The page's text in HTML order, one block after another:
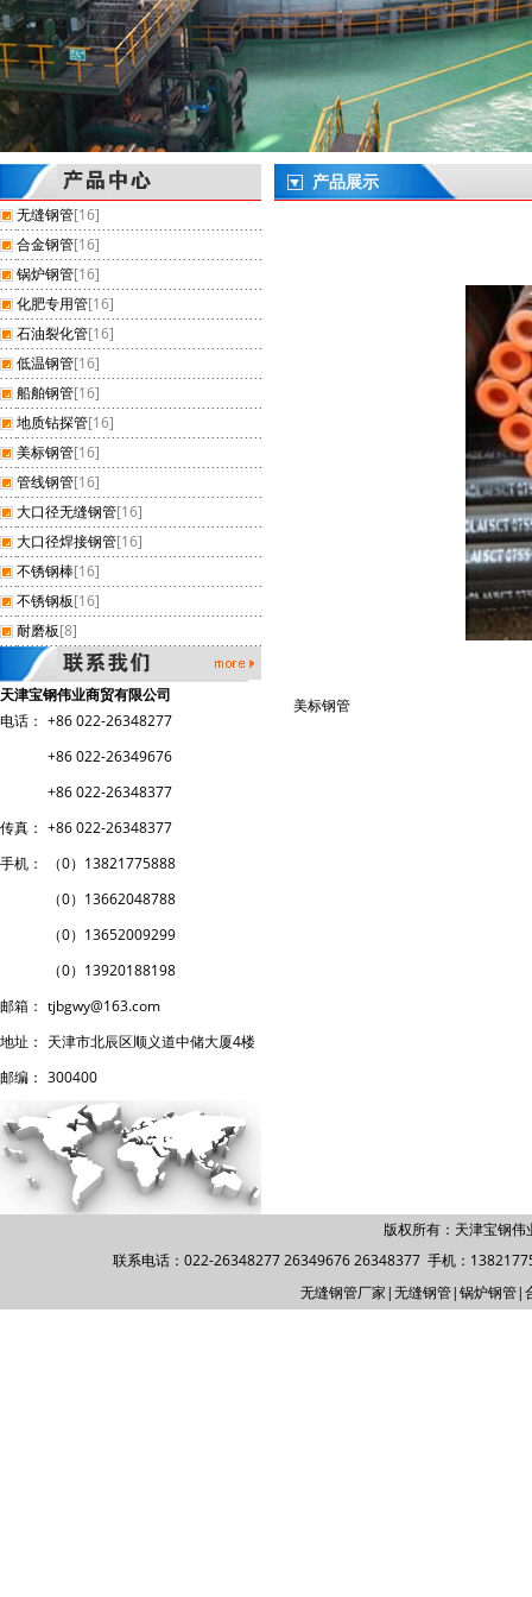
无缝钢管[16]
合金钢管[16]
锅炉钢管[16]
化肥专用管[16]
石油裂化管[16]
低温钢管[16]
船舶钢管[16]
地质钻探管[16]
美标钢管[16]
管线钢管[16]
大口径无缝钢管[16]
大口径焊接钢管[16]
不锈钢棒[16]
不锈钢板[16]
耐磨板[8]
天津宝钢伟业商贸有限公司
电话： +86 022-26348277
+86 022-26349676
+86 022-26348377
传真： +86 022-26348377
手机：
（0）13821775888
（0） 13662048788
（0） 13652009299
（0） 13920188198
邮箱： tjbgwy@163.com
地址： 天津市北辰区顺义道中储大厦4楼
邮编： 300400
产品展示
美标钢管
版权所有：天津宝钢
联系电话：022-26348277 26349676 26348377 手机：
无缝钢管厂家 |无缝钢管|锅炉钢管|